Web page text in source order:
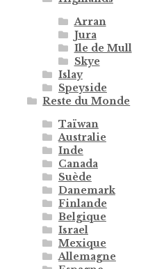
Arran
Jura
Ile de Mull
Skye
Islay
Speyside
Reste du Monde
Taïwan
Australie
Inde
Canada
Suède
Danemark
Finlande
Belgique
Israel
Mexique
Allemagne